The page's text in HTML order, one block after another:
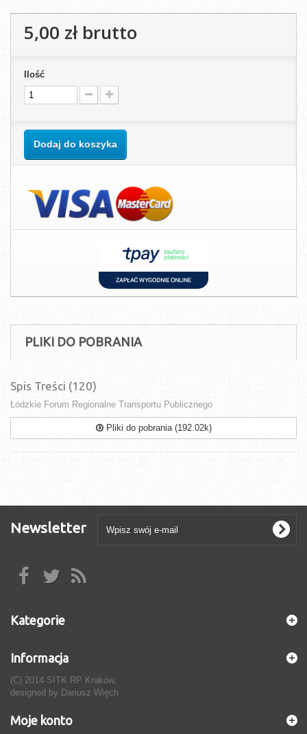
5,00 złbrutto
Ilość
Dodaj do koszyka
PLIKI DO POBRANIA
Spis Treści (120)
Łódzkie Forum Regionalne Transportu Publicznego
Pliki do pobrania (192.02k)
Newsletter
Kategorie
Informacja
(C) 2014 SITK RP Kraków,
designed by Dariusz Więch
Moje konto